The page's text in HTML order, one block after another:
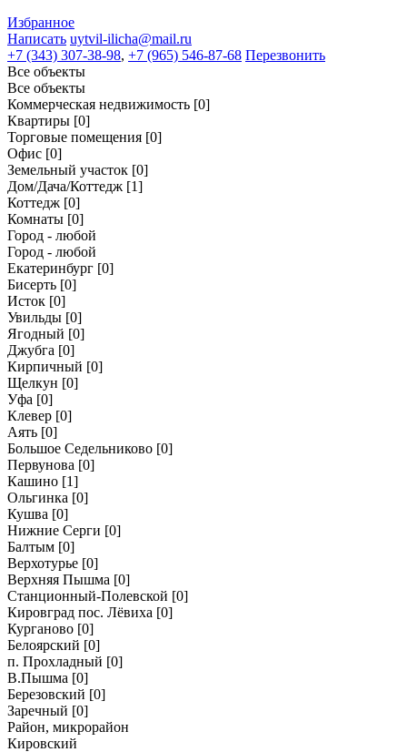
Избранное
Написать uytvil-ilicha@mail.ru
+7 (343) 307-38-98, +7 (965) 546-87-68 Перезвонить
Все объекты
Все объекты
Коммерческая недвижимость [0]
Квартиры [0]
Торговые помещения [0]
Офис [0]
Земельный участок [0]
Дом/Дача/Коттедж [1]
Коттедж [0]
Комнаты [0]
Город - любой
Город - любой
Екатеринбург [0]
Бисерть [0]
Исток [0]
Увильды [0]
Ягодный [0]
Джубга [0]
Кирпичный [0]
Щелкун [0]
Уфа [0]
Клевер [0]
Аять [0]
Большое Седельниково [0]
Первунова [0]
Кашино [1]
Ольгинка [0]
Кушва [0]
Нижние Серги [0]
Балтым [0]
Верхотурье [0]
Верхняя Пышма [0]
Станционный-Полевской [0]
Кировград пос. Лёвиха [0]
Курганово [0]
Белоярский [0]
п. Прохладный [0]
В.Пышма [0]
Березовский [0]
Заречный [0]
Район, микрорайон
Кировский